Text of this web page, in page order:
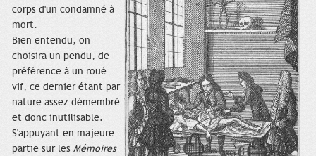
corps d'un condamné à
mort.
Bien entendu, on
choisira un pendu, de
préférence à un roué
vif, ce dernier étant par
nature assez démembré
et donc inutilisable.
S'appuyant en majeure
partie sur les Mémoires